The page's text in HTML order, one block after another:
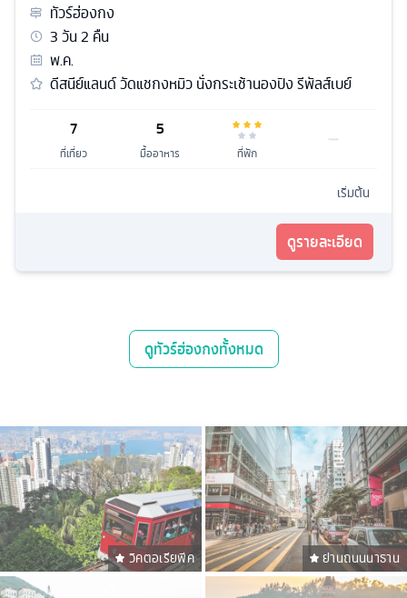
ทัวร์ฮ่องกง
3วัน2 คืน
พ.ค.
ดีสนีย์แลนด์ วัดแชกงหมิว นั่งกระเช้านองปิง รีพัลส์เบย์
7
ที่เที่ยว
5
มื้ออาหาร ที่พัก
เริ่มต้น
ดูรายละเอียด
ดูทัวร์ฮ่องกงทั้งหมด
วิคตอเรียพีค ย่านถนนนาธาน